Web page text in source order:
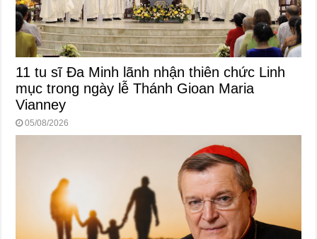
11 tu sĩ Đa Minh lãnh nhận thiên chức Linh
mục trong ngày lễ Thánh Gioan Maria
Vianney
05/08/2026